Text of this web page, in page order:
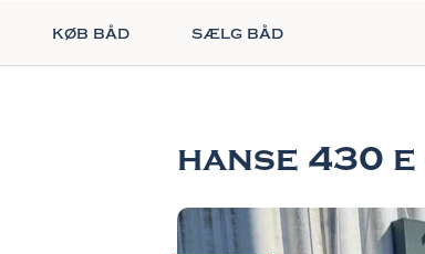
køb båd sælg båd
hanse 430